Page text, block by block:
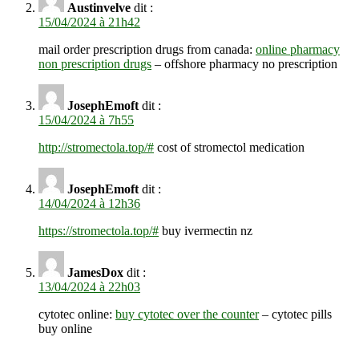
Austinvelve dit :
15/04/2024 à 21h42
mail order prescription drugs from canada: online pharmacy
non prescription drugs – offshore pharmacy no prescription
JosephEmoft dit :
15/04/2024 à 7h55
http://stromectola.top/# cost of stromectol medication
JosephEmoft dit :
14/04/2024 à 12h36
https://stromectola.top/# buy ivermectin nz
JamesDox dit :
13/04/2024 à 22h03
cytotec online: buy cytotec over the counter– cytotec pills
buy online